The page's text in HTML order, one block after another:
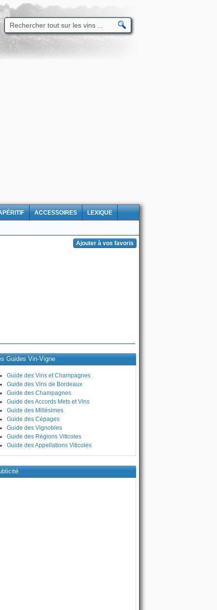
ACCESSOIRES LEXIQUE
Guides Vin-Vigne
Guide des Vins et Champagnes
Guide des Vins de Bordeaux
Guide des Champagnes
Guide des Accords Mets et Vins
Guide des Millésimes
Guide des Cépages
Guide des Vignobles
Guide des Régions Viticoles
Guide des Appellations Viticoles